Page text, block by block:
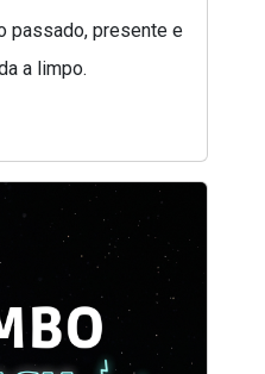
passado, presente e
a limpo.